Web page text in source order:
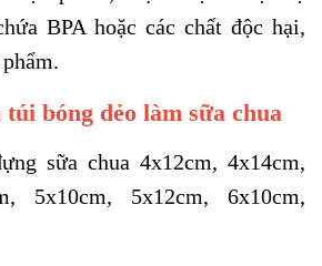
BPA hoặc các chất độc hại,
bóng dẻo làm sữa chua
sữa chua 4x12cm, 4x14cm,
5x10cm, 5x12cm, 6x10cm,